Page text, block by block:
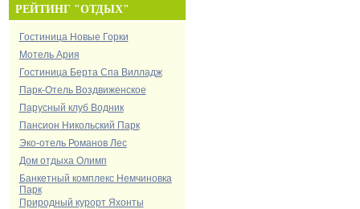
РЕЙТИНГ "ОТДЫХ"
Гостиница Новые Горки
Мотель Ария
Гостиница Берта Спа Вилладж
Парк-Отель Воздвиженское
Парусный клуб Водник
Пансион Никольский Парк
Эко-отель Романов Лес
Дом отдыха Олимп
Банкетный комплекс Немчиновка
Парк
Природный курорт Яхонты